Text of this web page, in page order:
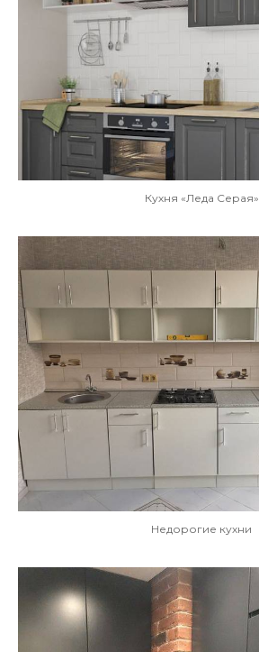
Кухня «Леда Серая»
Недорогие кухни